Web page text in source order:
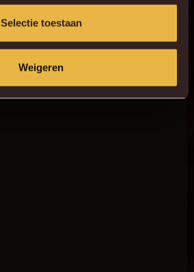
Selectie toestaan
Weigeren